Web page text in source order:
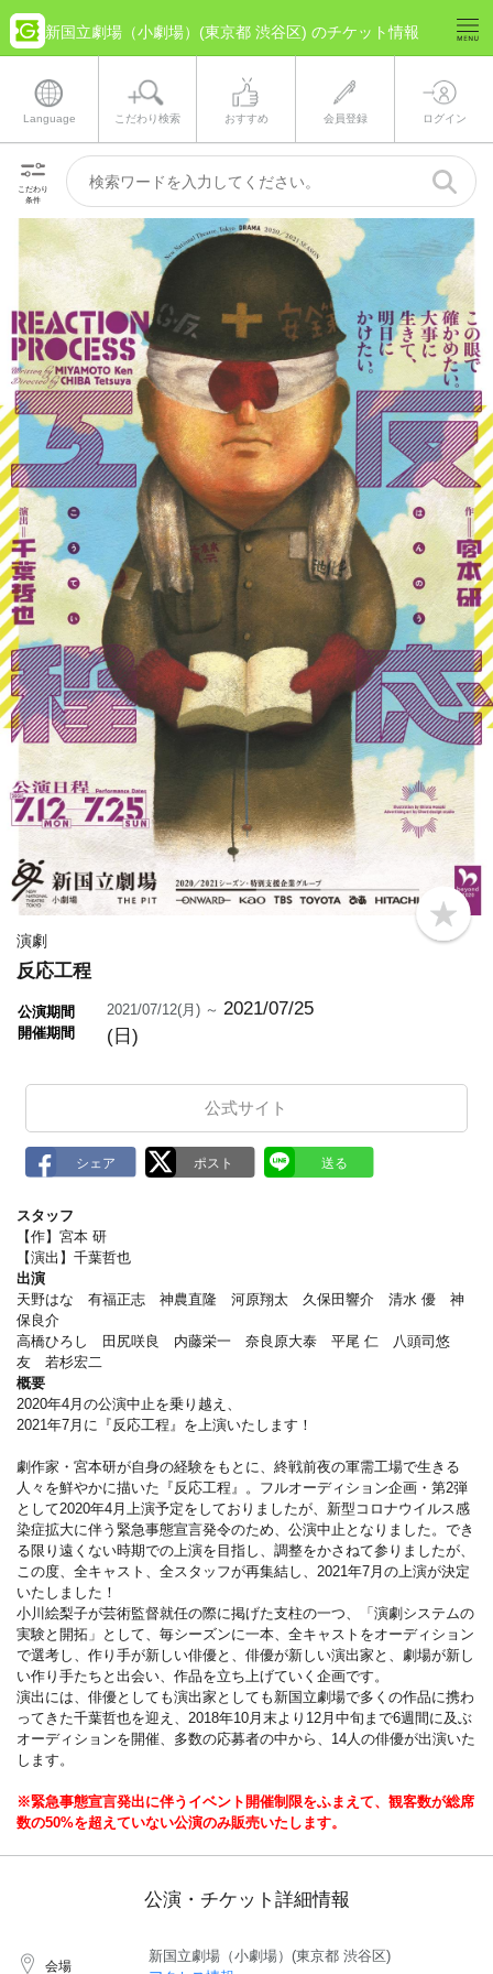
新国立劇場（小劇場）(東京都 渋谷区) のチケット情報
Language こだわり検索 おすすめ 会員登録 ログイン
こだわり
条件
b
o
演劇
反応工程
公演期間
開催期間
2021/07/12(月) ～ 2021/07/25
(日)
公式サイト
スタッフ
【作】宮本 研
【演出】千葉哲也
出演
天野はな 有福正志 神農直隆 河原翔太 久保田響介 清水 優 神
保良介
高橋ひろし 田尻咲良 内藤栄一 奈良原大泰 平尾 仁 八頭司悠
友 若杉宏二
概要
2020年4月の公演中止を乗り越え、
2021年7月に『反応工程』を上演いたします！
劇作家・宮本研が自身の経験をもとに、終戦前夜の軍需工場で生きる
人々を鮮やかに描いた『反応工程』。フルオーディション企画・第2弾
として2020年4月上演予定をしておりましたが、新型コロナウイルス感
染症拡大に伴う緊急事態宣言発令のため、公演中止となりました。でき
る限り遠くない時期での上演を目指し、調整をかさねて参りましたが、
この度、全キャスト、全スタッフが再集結し、2021年7月の上演が決定
いたしました！
小川絵梨子が芸術監督就任の際に掲げた支柱の一つ、「演劇システムの
実験と開拓」として、毎シーズンに一本、全キャストをオーディション
で選考し、作り手が新しい俳優と、俳優が新しい演出家と、劇場が新し
い作り手たちと出会い、作品を立ち上げていく企画です。
演出には、俳優としても演出家としても新国立劇場で多くの作品に携わ
ってきた千葉哲也を迎え、2018年10月末より12月中旬まで6週間に及ぶ
オーディションを開催、多数の応募者の中から、14人の俳優が出演いた
します。
※緊急事態宣言発出に伴うイベント開催制限をふまえて、観客数が総席
数の50%を超えていない公演のみ販売いたします。
公演・チケット詳細情報
会場
新国立劇場（小劇場）(東京都 渋谷区)